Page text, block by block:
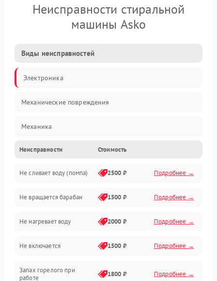
Неисправности стиральной
машины Asko
Виды неисправностей
Электроника
Механические повреждения
Механика
Электропитание
Водоснабжение
Слив
Программное обеспечение
Неисправности Стоимость
Не сливает воду (помпа) 2500 ₽ Подробнее →
Не вращается барабан 1500 ₽ Подробнее →
Не нагревает воду 2000 ₽ Подробнее →
Не включается 1500 ₽ Подробнее →
Запах горелого при
работе
1800 ₽ Подробнее →